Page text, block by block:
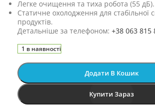
Легке очищення та тиха робота (55 дБ).
Статичне охолодження для стабільної
продуктів.
Детальніше за телефоном: +38 063 815
1 в наявності
Додати В Кошик
Купити Зараз